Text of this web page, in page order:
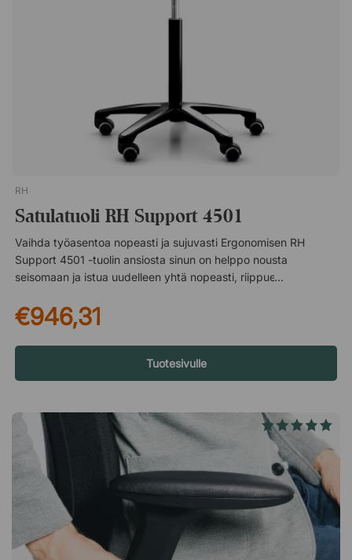
RH
Satulatuoli RH Support 4501
Vaihda työasentoa nopeasti ja sujuvasti Ergonomisen RH
Support 4501 -tuolin ansiosta sinun on helppo nousta
seisomaan ja istua uudelleen yhtä nopeasti, riippuen siitä, mitä
terveydenhuollon ammattilaisten, hammaslääkäreiden ja
vastaanottovirkailijoiden keskuudessa, mutta tietysti hyvä
vaihtoehto kaikkiin joustavaa istumista vaativiin paikkoihin.
Säädä helposti – jaa tuoli kollegoiden kanssa! Tuoli on helppo
säätää kullekin yksilöllisesti sopivaksi, joten se sopii
tuolin. Pitkällä 10 vuoden takuulla olet myös varma, että saat
kestävän, laadukkaan työtuolin, joka kestää useiden eri
ihmisten käyttöä. Tekniset tiedot Istuin ja selkänoja Satulan
muotoinen istuin. Istuimen ja selkänojan kulmaa voidaan
säätää erikseen. Säädettävä istuinkorkeus (56,5-81 cm).
Verhoiltu Select-kankaalla (85 % Uuden-Seelannin villaa, 15 %
polyamidia). Ristikko ja pyörät Pyörät koville lattioille (ø50
mm). Jalkaristikon halkaisija: 59 cm. Jalkarenkaan halkaisija:
45,5 cm – lisävaruste! Sertifikaatit EPD ISO 14025
€946,31
Tuotesivulle